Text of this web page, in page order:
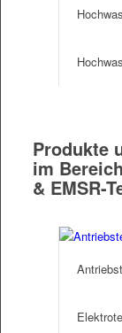
Produkte
im
& EMSR-